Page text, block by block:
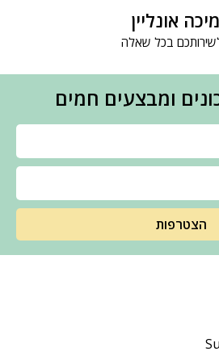
אונליין
בכל שאלה
ומבצעים חמים
הצטרפות